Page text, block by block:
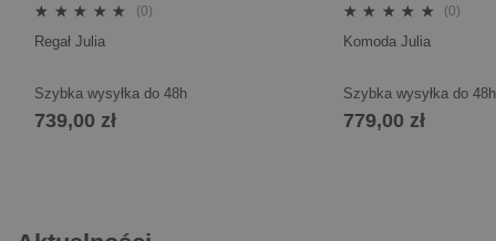
(0)
Regał Julia
Szybka wysyłka do 48h
739,00 zł
(0)
Komoda Julia
Szybka wysyłka do 48h
779,00 zł